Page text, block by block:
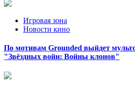
Игровая зона
Новости кино
По мотивам Grounded выйдет
"Звёздных войн: Войны клонов"